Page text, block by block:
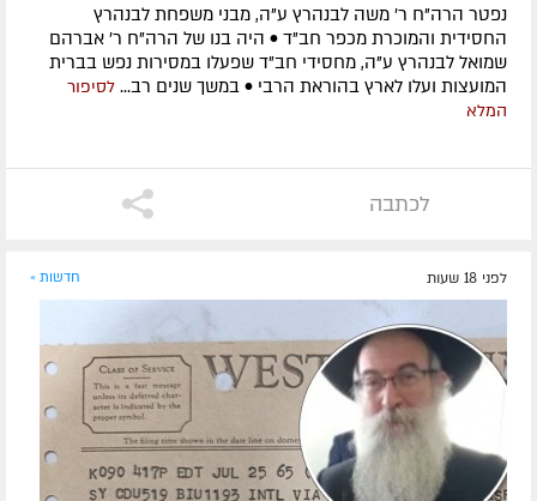
נפטר הרה"ח ר' משה לבנהרץ ע"ה, מבני משפחת לבנהרץ
החסידית והמוכרת מכפר חב"ד • היה בנו של הרה"ח ר' אברהם
שמואל לבנהרץ ע"ה, מחסידי חב"ד שפעלו במסירות נפש בברית
המועצות ועלו לארץ בהוראת הרבי • במשך שנים רב... לסיפור
המלא
לכתבה
לפני 18 שעות חדשות »